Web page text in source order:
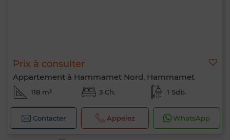
Prix à consulter
Appartement à Hammamet Nord, Hammamet
118 m² 3 Ch. 1 Sdb.
Contacter Appelez WhatsApp